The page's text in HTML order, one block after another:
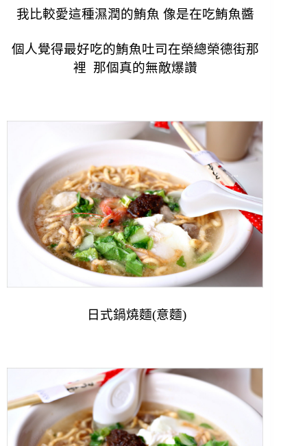
我比較愛這種濕潤的鮪魚 像是在吃鮪魚醬
個人覺得最好吃的鮪魚吐司在榮總榮德街那
裡 那個真的無敵爆讚
日式鍋燒麵(意麵)